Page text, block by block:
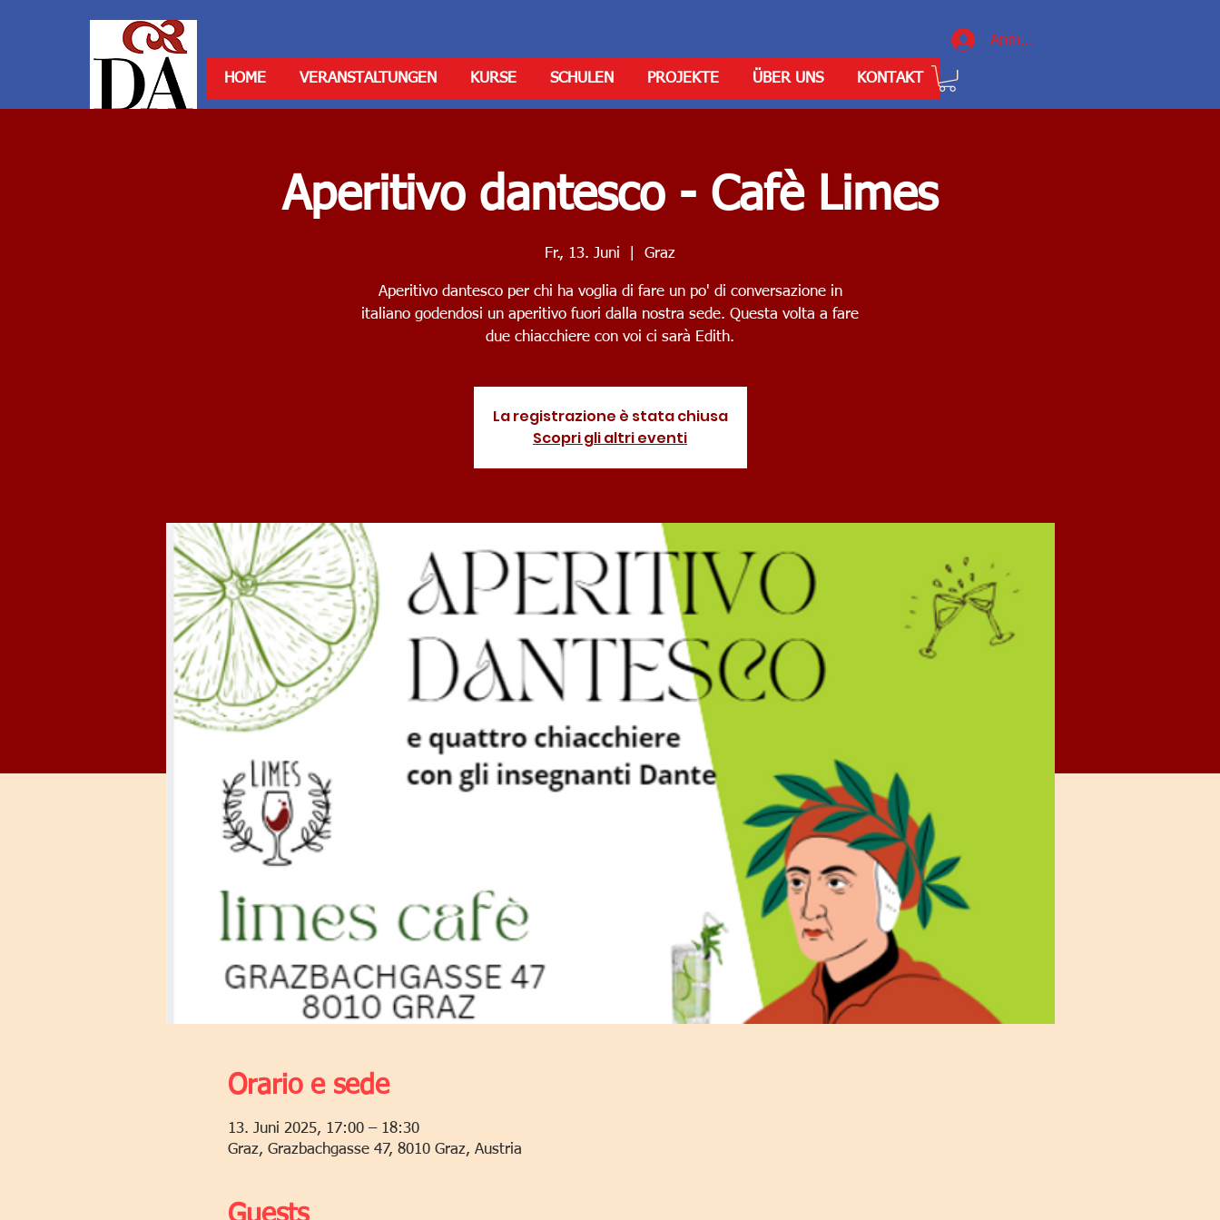
Anmelden
HOME VERANSTALTUNGEN KURSE SCHULEN PROJEKTE ÜBER UNS KONTAKT
Aperitivo dantesco - Cafè Limes
Fr., 13. Juni Graz
Aperitivo dantesco per chi ha voglia di fare un po' di conversazione in
italiano godendosi un aperitivo fuori dalla nostra sede. Questa volta a fare
due chiacchiere con voi ci sarà Edith.
La registrazione è stata chiusa
Scopri gli altri eventi
Orario e sede
13. Juni 2025, 17:00 – 18:30
Graz, Grazbachgasse 47, 8010 Graz, Austria